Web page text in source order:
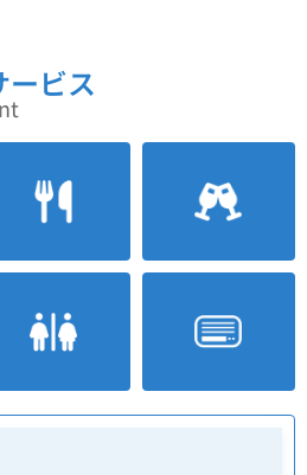
ビス